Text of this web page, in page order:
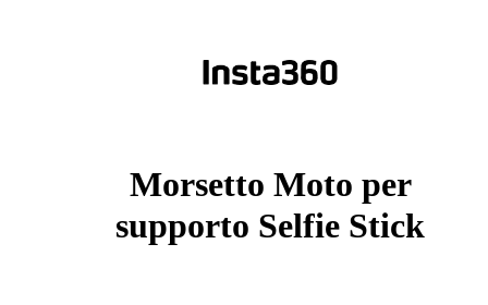
Morsetto Moto per
supporto Selfie Stick